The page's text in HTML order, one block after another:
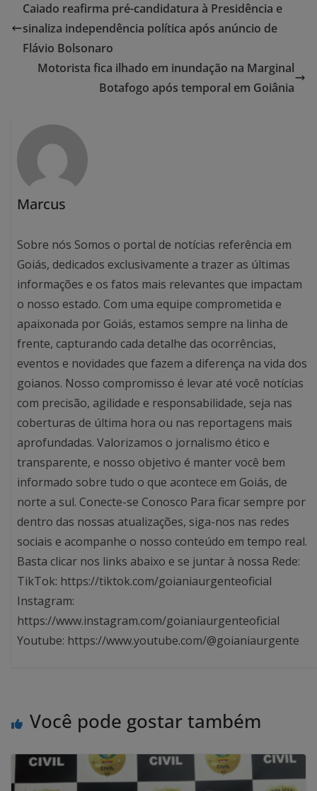
Caiado reafirma pré-candidatura à Presidência e
sinaliza independência política após anúncio de
Flávio Bolsonaro
Motorista fica ilhado em inundação na Marginal
Botafogo após temporal em Goiânia
Marcus
Sobre nós Somos o portal de notícias referência em
Goiás, dedicados exclusivamente a trazer as últimas
informações e os fatos mais relevantes que impactam
o nosso estado. Com uma equipe comprometida e
apaixonada por Goiás, estamos sempre na linha de
frente, capturando cada detalhe das ocorrências,
eventos e novidades que fazem a diferença na vida dos
goianos. Nosso compromisso é levar até você notícias
com precisão, agilidade e responsabilidade, seja nas
coberturas de última hora ou nas reportagens mais
aprofundadas. Valorizamos o jornalismo ético e
transparente, e nosso objetivo é manter você bem
informado sobre tudo o que acontece em Goiás, de
norte a sul. Conecte-se Conosco Para ficar sempre por
dentro das nossas atualizações, siga-nos nas redes
sociais e acompanhe o nosso conteúdo em tempo real.
Basta clicar nos links abaixo e se juntar à nossa Rede:
TikTok: https://tiktok.com/goianiaurgenteoficial
Instagram:
https://www.instagram.com/goianiaurgenteoficial
Youtube: https://www.youtube.com/@goianiaurgente
Você pode gostar também